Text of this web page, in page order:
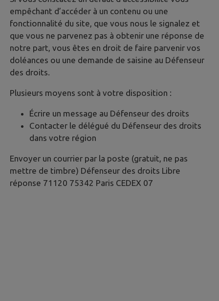
empêchant d’accéder à un contenu ou une
fonctionnalité du site, que vous nous le signalez et
que vous ne parvenez pas à obtenir une réponse de
notre part, vous êtes en droit de faire parvenir vos
doléances ou une demande de saisine au Défenseur
des droits.
Plusieurs moyens sont à votre disposition :
Écrire un message au Défenseur des droits
Contacter le délégué du Défenseur des droits
dans votre région
Envoyer un courrier par la poste (gratuit, ne pas
mettre de timbre) Défenseur des droits Libre
réponse 71120 75342 Paris CEDEX 07